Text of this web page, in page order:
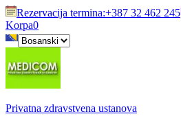
Rezervacija termina:+387 32 462 245
Korpa0
Privatna zdravstvena ustanova